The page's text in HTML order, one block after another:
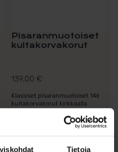
Tietoja
Pisaranmuotoiset
kultakorvakorut
139,00 €
Klassiset pisaranmuotoiset 14k
kultakorvakorut kirkkaalla
Lisää ostoskoriin